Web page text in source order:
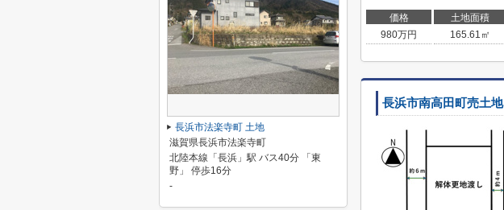
価格 土地面積
980万円 165.61㎡
長浜市南高田町売土地
長浜市法楽寺町 土地
滋賀県長浜市法楽寺町
北陸本線「長浜」駅 バス40分 「東
野」 停歩16分
-